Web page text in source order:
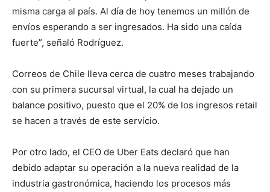
misma carga al país. Al día de hoy tenemos un millón de
envíos esperando a ser ingresados. Ha sido una caída
fuerte”, señaló Rodríguez.
Correos de Chile lleva cerca de cuatro meses trabajando
con su primera sucursal virtual, la cual ha dejado un
balance positivo, puesto que el 20% de los ingresos retail
se hacen a través de este servicio.
Por otro lado, el CEO de Uber Eats declaró que han
debido adaptar su operación a la nueva realidad de la
industria gastronómica, haciendo los procesos más